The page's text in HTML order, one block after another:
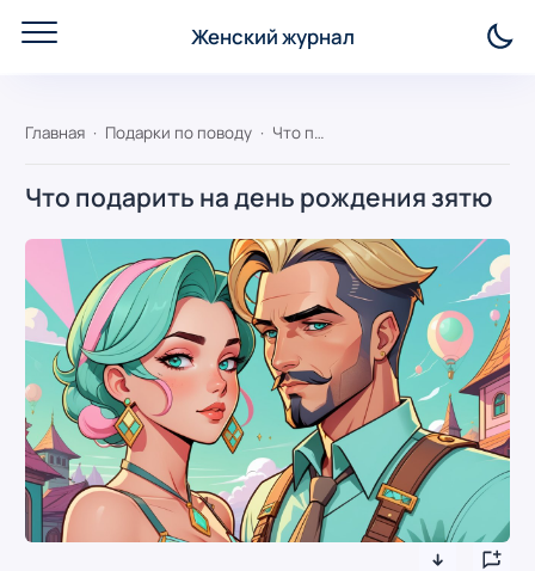
Женский журнал
Главная Подарки по поводу Что подарить на день рождения зятю
Что подарить на день рождения зятю